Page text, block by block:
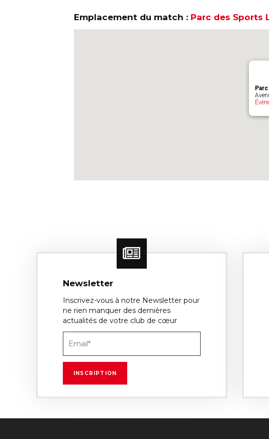
Emplacement du match : Parc des Sports
Newsletter
Inscrivez-vous à notre Newsletter pour
ne rien manquer des dernières
actualités de votre club de cœur